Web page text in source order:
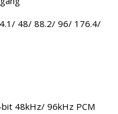
48/ 88.2/ 96/ 176.4/
48kHz/ 96kHz PCM